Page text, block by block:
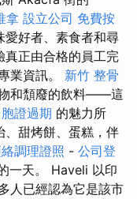
拿 設立公司 免費按
愛好者、素食者和尋
真正由合格的員工完
業資訊。 新竹 整骨
和頹廢的飲料——這
證過期 的魅力所
、甜烤餅、蛋糕，伴
調理證照 - 公司登
一天。 Haveli 以印
人已經認為它是該市